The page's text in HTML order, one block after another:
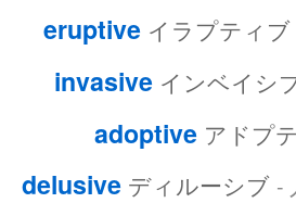
eruptive イラプティブ
invasive インベイシ
adoptive アドプ
delusive ディルーシブ -